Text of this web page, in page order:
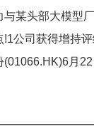
启旭基金注资
与某头部大模型
!1公司获得增持
(01066.HK)6月